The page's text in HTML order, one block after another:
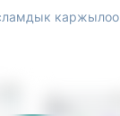
каржылоо